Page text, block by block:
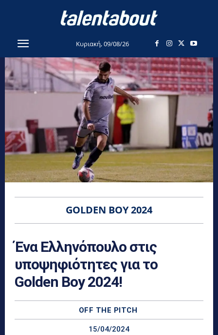
Κυριακή, 09/08/26
GOLDEN BOY 2024
Ένα Ελληνόπουλο στις
υποψηφιότητες για το
Golden Boy 2024!
OFF THE PITCH
15/04/2024